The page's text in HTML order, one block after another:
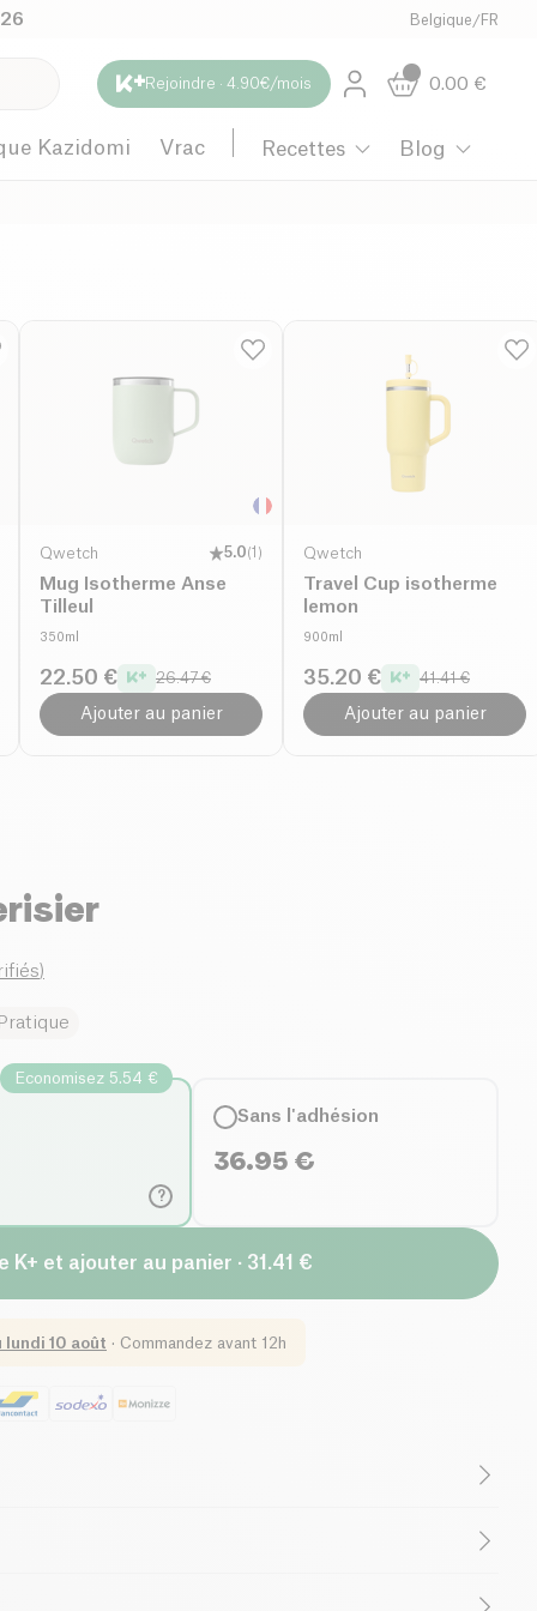
Belgique /FR
Rejoindre · 4.90€/mois 0.00 €
Kazidomi Vrac Recettes Blog
Qwetch 5.0(1 )
Mug Isotherme Anse
Tilleul
350ml
22.50 € 26.47 €
Ajouter au panier
Qwetch
Travel Cup isotherme
lemon
900ml
35.20 € 41.41 €
Ajouter au panier
)
Pratique
?
Economisez 5.54 €
Sans l'adhésion
36.95 €
K+ et ajouter au panier · 31.41 €
lundi 10 août · Commandez avant 12h
est parfaite pour emmener vos thés et infusions